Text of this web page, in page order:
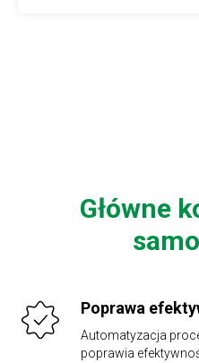
Główne
Poprawa
Automatyzacja
poprawia